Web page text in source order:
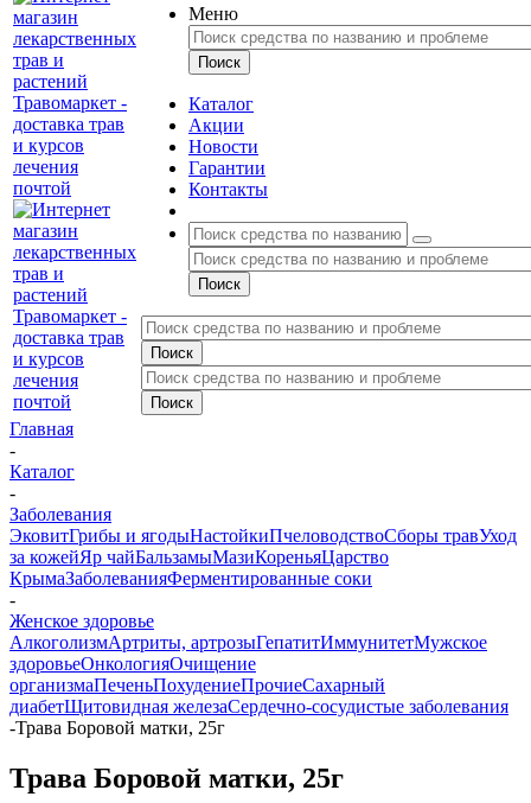
Меню
Каталог
Акции
Новости
Гарантии
Контакты
Главная
-
Каталог
-
Заболевания
ЭковитГрибы и ягодыНастойкиПчеловодствоСборы травУход
за кожейЯр чайБальзамыМазиКореньяЦарство
КрымаЗаболеванияФерментированные соки
-
Женское здоровье
АлкоголизмАртриты, артрозыГепатитИммунитетМужское
здоровьеОнкологияОчищение
организмаПеченьПохудениеПрочиеСахарный
диабетЩитовидная железаСердечно-сосудистые заболевания
-Трава Боровой матки, 25г
Трава Боровой матки, 25г